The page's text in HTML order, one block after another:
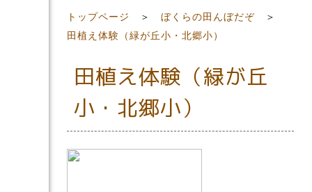
トップページ ＞ぼくらの田んぼだぞ ＞
田植え体験（緑が丘小・北郷小）
田植え体験（緑が丘
小・北郷小）